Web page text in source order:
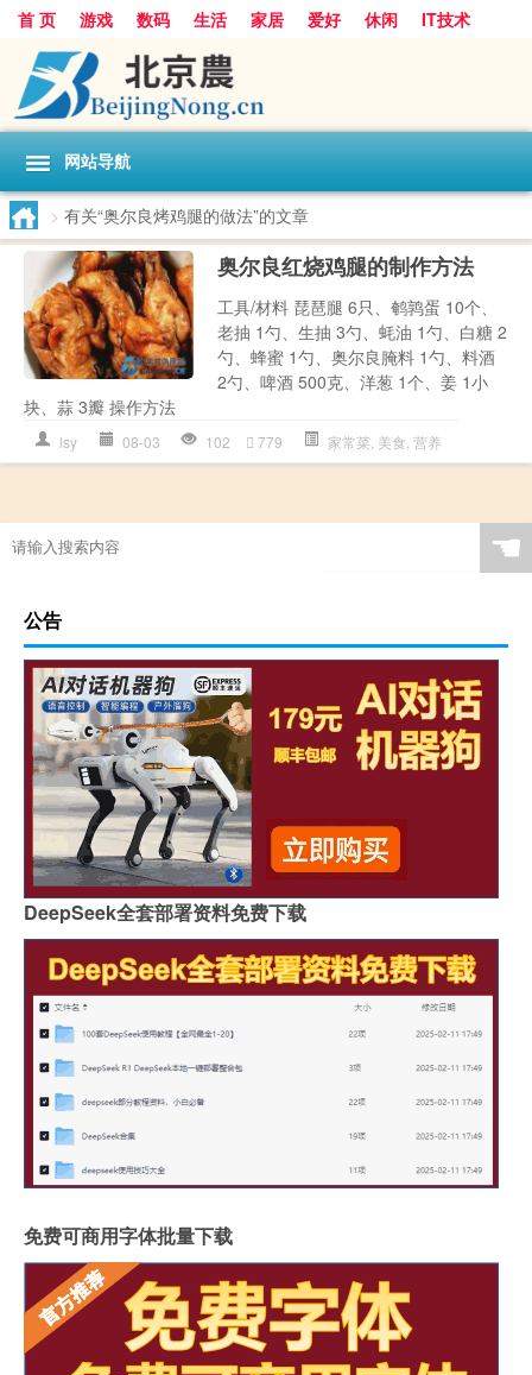
首 页 游戏 数码 生活 家居 爱好 休闲
IT技术
互联网
手机 购物
网站导航
> 有关“奥尔良烤鸡腿的做法”的文章
奥尔良红烧鸡腿的制作方法
工具/材料 琵琶腿 6只、鹌鹑蛋 10个、
老抽 1勺、生抽 3勺、蚝油 1勺、白糖 2
勺、蜂蜜 1勺、奥尔良腌料 1勺、料酒
2勺、啤酒 500克、洋葱 1个、姜 1小
块、蒜 3瓣 操作方法
lsy 08-03 102 779 家常菜, 美食, 营养
☚
公告
DeepSeek全套部署资料免费下载
免费可商用字体批量下载